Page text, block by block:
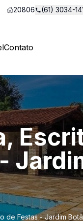
20806 (61) 3034-
Contato
de Festas - Jardim